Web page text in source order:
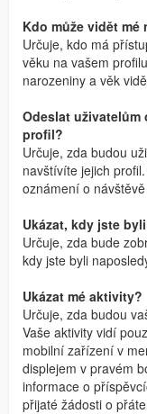
Kdo může vidět mé
Určuje, kdo má
věku na vašem
narozeniny a věk
Odeslat uživatelům
profil?
Určuje, zda budou
navštívíte jejich
oznámení o
Ukázat, kdy jste
Určuje, zda bude
kdy jste byli
Ukázat mé aktivity?
Určuje, zda budou
Vaše aktivity vidí
mobilní zařízení v
displejem v pravém
informace o
přijaté žádosti o